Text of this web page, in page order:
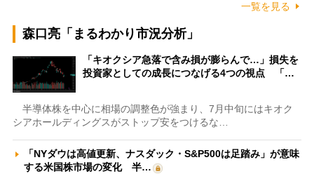
一覧を見る
森口亮「まるわかり市況分析」
「キオクシア急落で含み損が膨らんで…」損失を
投資家としての成長につなげる4つの視点 「…
半導体株を中心に相場の調整色が強まり、7月中旬にはキオク
シアホールディングスがストップ安をつけるな…
「NYダウは高値更新、ナスダック・S&P500は足踏み」が意味
する米国株市場の変化 半…